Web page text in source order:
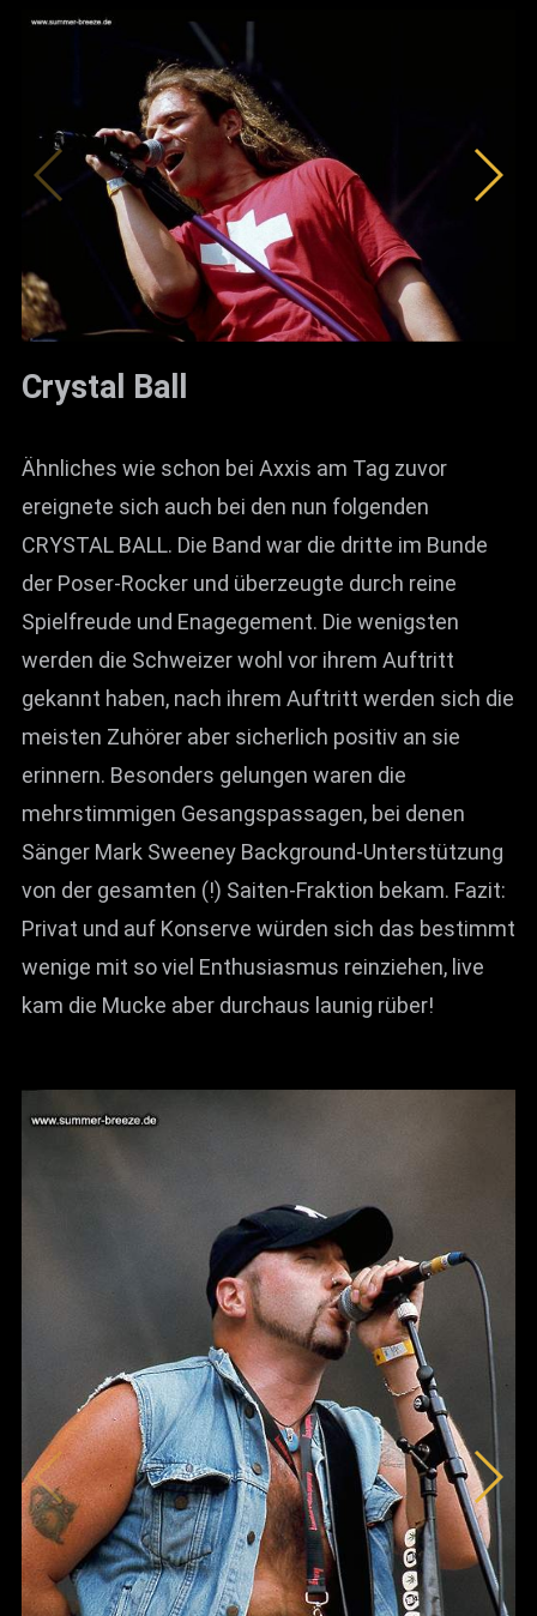
Crystal Ball
Ähnliches wie schon bei Axxis am Tag zuvor
ereignete sich auch bei den nun folgenden
CRYSTAL BALL. Die Band war die dritte im Bunde
der Poser-Rocker und überzeugte durch reine
Spielfreude und Enagegement. Die wenigsten
werden die Schweizer wohl vor ihrem Auftritt
gekannt haben, nach ihrem Auftritt werden sich die
meisten Zuhörer aber sicherlich positiv an sie
erinnern. Besonders gelungen waren die
mehrstimmigen Gesangspassagen, bei denen
Sänger Mark Sweeney Background-Unterstützung
von der gesamten (!) Saiten-Fraktion bekam. Fazit:
Privat und auf Konserve würden sich das bestimmt
wenige mit so viel Enthusiasmus reinziehen, live
kam die Mucke aber durchaus launig rüber!